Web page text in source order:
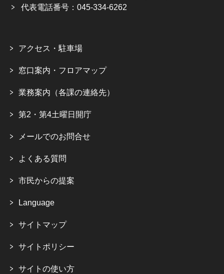
代表電話番号：045-334-6262
アクセス・駐車場
窓口案内・フロアマップ
業務案内（各課の連絡先）
第2・第4土曜日開庁
メールでのお問合せ
よくある質問
市民からの提案
Language
サイトマップ
サイトポリシー
サイトの使い方